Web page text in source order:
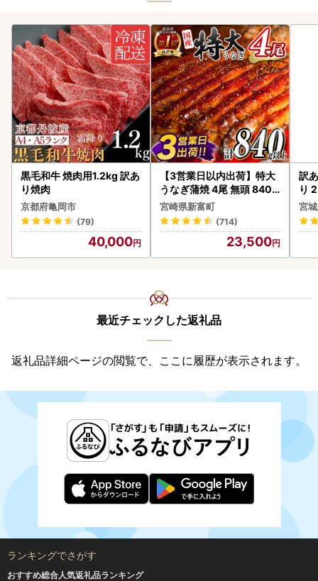
黒毛和牛 焼肉用1.2kg 訳あ
り焼肉
京都府亀岡市
(79)
40,000
【3営業日以内出荷】特大
うなぎ蒲焼 4尾 無頭 840g
以上 C388-840-3D
宮崎県新富町
(714)
23,500
訳
り
鮭
宮
最近チェックした返礼品
返礼品詳細ページの閲覧で、ここに履歴が表示されます。
ランキングでさがす
おすすめ総合人気返礼品ランキング